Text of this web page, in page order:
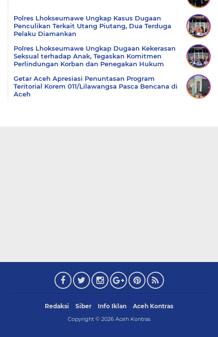
Polres Lhokseumawe Ungkap Kasus Dugaan
Penculikan Terkait Utang Piutang, Dua Terduga
Pelaku Diamankan
Polres Lhokseumawe Ungkap Dugaan Kekerasan
Seksual terhadap Anak, Tegaskan Komitmen
Perlindungan Korban dan Penegakan Hukum
Getar Aceh Apresiasi Penuntasan Program
Teritorial Korem 011/Lilawangsa Pasca Bencana di
Aceh
Redaksi Siber Info Iklan Aceh Kontras
Copyright © 2026 Aceh Kontras